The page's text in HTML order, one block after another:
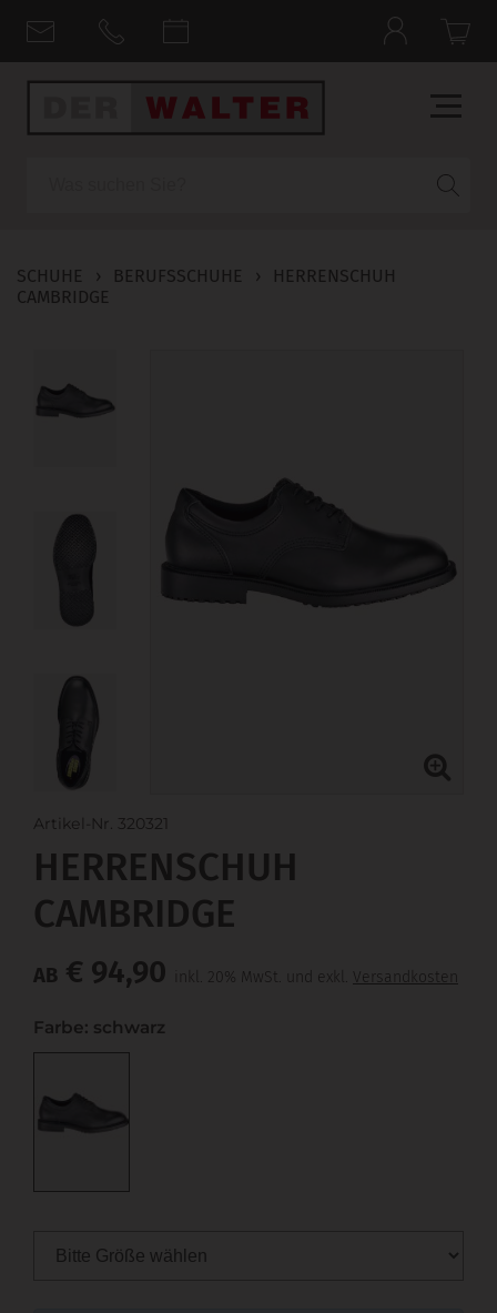
SCHUHE › BERUFSSCHUHE ›
HERRENSCHUH
CAMBRIDGE
Artikel-Nr. 320321
HERRENSCHUH
CAMBRIDGE
AB € 94,90 inkl. 20% MwSt. und exkl. Versandkosten
Farbe: schwarz